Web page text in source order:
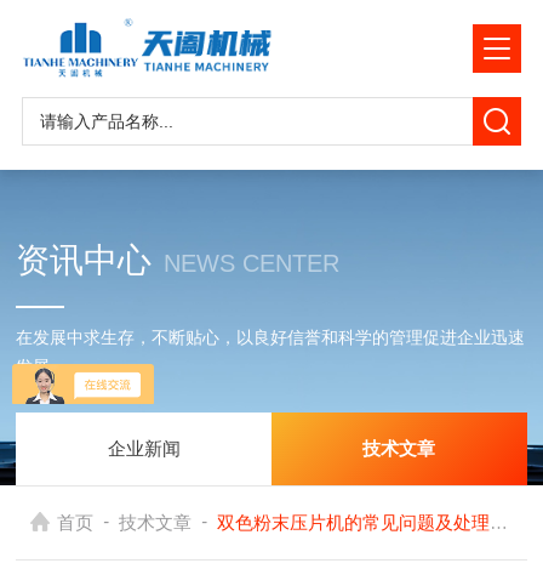
资讯中心 NEWS CENTER
在发展中求生存，不断贴心，以良好信誉和科学的管理促进企业迅速
发展
企业新闻 技术文章
首页 - 技术文章 - 双色粉末压片机的常见问题及处理方法